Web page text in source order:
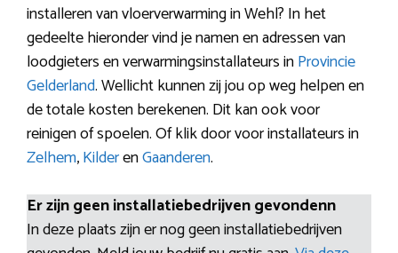
installeren van vloerverwarming in Wehl? In het
gedeelte hieronder vind je namen en adressen van
loodgieters en verwarmingsinstallateurs inProvincie
Gelderland. Wellicht kunnen zij jou op weg helpen en
de totale kosten berekenen. Dit kan ook voor
reinigen of spoelen. Of klik door voor installateurs in
Zelhem,KilderenGaanderen.
Er zijn geen installatiebedrijven gevondenn
In deze plaats zijn er nog geen installatiebedrijven